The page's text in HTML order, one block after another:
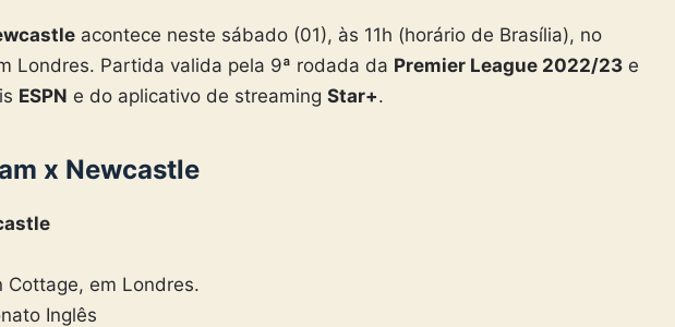
acontece neste sábado (01), às 11h (horário de Brasília), no
Londres. Partida valida pela 9ª rodada da Premier League 2022/23 e
ESPN e do aplicativo de streaming Star+.
x Newcastle
Cottage, em Londres.
Inglês